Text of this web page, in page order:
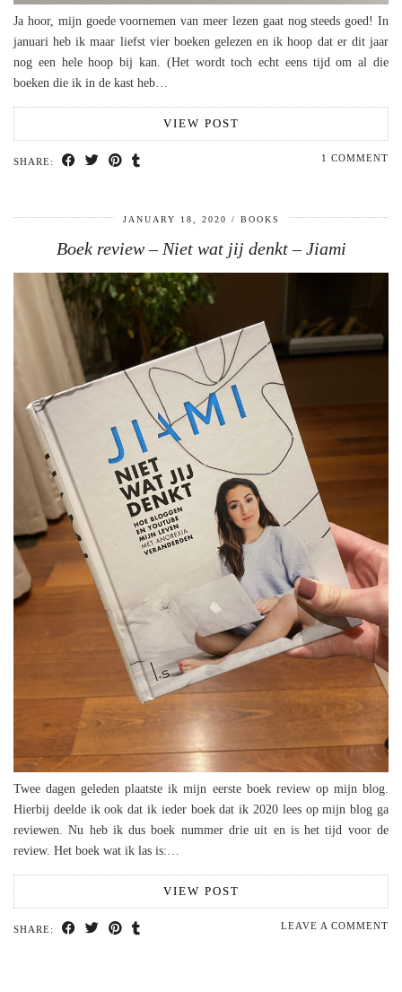
Ja hoor, mijn goede voornemen van meer lezen gaat nog steeds goed! In
januari heb ik maar liefst vier boeken gelezen en ik hoop dat er dit jaar
nog een hele hoop bij kan. (Het wordt toch echt eens tijd om al die
boeken die ik in de kast heb…
VIEW POST
SHARE: 1 COMMENT
JANUARY 18, 2020 BOOKS
Boek review – Niet wat jij denkt – Jiami
Twee dagen geleden plaatste ik mijn eerste boek review op mijn blog.
Hierbij deelde ik ook dat ik ieder boek dat ik 2020 lees op mijn blog ga
reviewen. Nu heb ik dus boek nummer drie uit en is het tijd voor de
review. Het boek wat ik las is:…
VIEW POST
SHARE: LEAVE A COMMENT